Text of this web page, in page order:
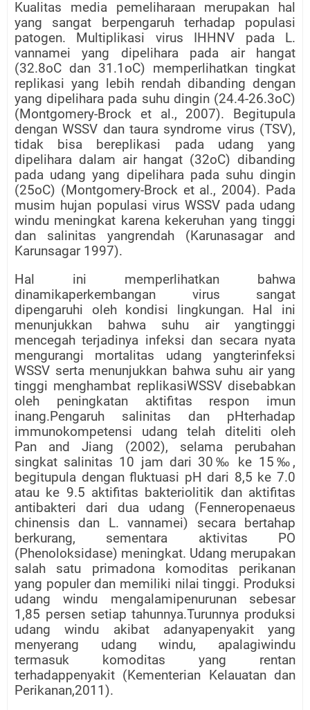
Kualitas media pemeliharaan merupakan hal
yang sangat berpengaruh terhadap populasi
patogen. Multiplikasi virus IHHNV pada L.
vannamei yang dipelihara pada air hangat
(32.8oC dan 31.1oC) memperlihatkan tingkat
replikasi yang lebih rendah dibanding dengan
yang dipelihara pada suhu dingin (24.4-26.3oC)
(Montgomery-Brock et al., 2007). Begitupula
dengan WSSV dan taura syndrome virus (TSV),
tidak bisa bereplikasi pada udang yang
dipelihara dalam air hangat (32oC) dibanding
pada udang yang dipelihara pada suhu dingin
(25oC) (Montgomery-Brock et al., 2004). Pada
musim hujan populasi virus WSSV pada udang
windu meningkat karena kekeruhan yang tinggi
dan salinitas yangrendah (Karunasagar and
Karunsagar 1997).
Hal ini memperlihatkan bahwa
dinamikaperkembangan virus sangat
dipengaruhi oleh kondisi lingkungan. Hal ini
menunjukkan bahwa suhu air yangtinggi
mencegah terjadinya infeksi dan secara nyata
mengurangi mortalitas udang yangterinfeksi
WSSV serta menunjukkan bahwa suhu air yang
tinggi menghambat replikasiWSSV disebabkan
oleh peningkatan aktifitas respon imun
inang.Pengaruh salinitas dan pHterhadap
immunokompetensi udang telah diteliti oleh
Pan and Jiang (2002), selama perubahan
singkat salinitas 10 jam dari 30‰ ke 15‰,
begitupula dengan fluktuasi pH dari 8,5 ke 7.0
atau ke 9.5 aktifitas bakteriolitik dan aktifitas
antibakteri dari dua udang (Fenneropenaeus
chinensis dan L. vannamei) secara bertahap
berkurang, sementara aktivitas PO
(Phenoloksidase) meningkat. Udang merupakan
salah satu primadona komoditas perikanan
yang populer dan memiliki nilai tinggi. Produksi
udang windu mengalamipenurunan sebesar
1,85 persen setiap tahunnya.Turunnya produksi
udang windu akibat adanyapenyakit yang
menyerang udang windu, apalagiwindu
termasuk komoditas yang rentan
terhadappenyakit (Kementerian Kelauatan dan
Perikanan,2011).